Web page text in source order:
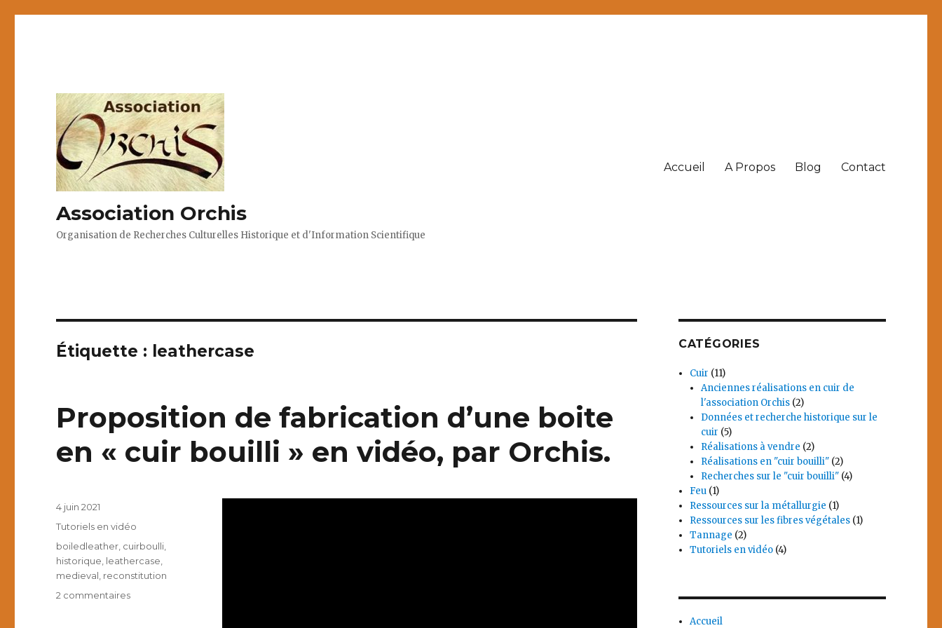
Association Orchis
Organisation de Recherches Culturelles Historique et d'Information Scientifique
Accueil A Propos Blog Contact
Étiquette : leathercase
Proposition de fabrication d’une boite
en « cuir bouilli » en vidéo, par Orchis.
Publié
4 juin 2021
Catégories
Tutoriels en vidéo
Étiquettes
boiledleather cuirboulli
historique leathercase
medieval reconstitution
2 commentairessur
CATÉGORIES
Cuir (11)
Anciennes réalisations en cuir de
l'association Orchis (2)
Données et recherche historique sur le
cuir (5)
Réalisations à vendre (2)
Réalisations en "cuir bouilli" (2)
Recherches sur le "cuir bouilli" (4)
Feu (1)
Ressources sur la métallurgie (1)
Ressources sur les fibres végétales (1)
Tannage (2)
Tutoriels en vidéo (4)
Accueil